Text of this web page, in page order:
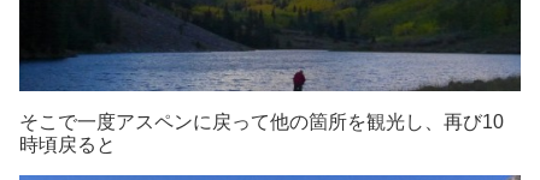
そこで一度アスペンに戻って他の箇所を観光し、再び10
時頃戻ると